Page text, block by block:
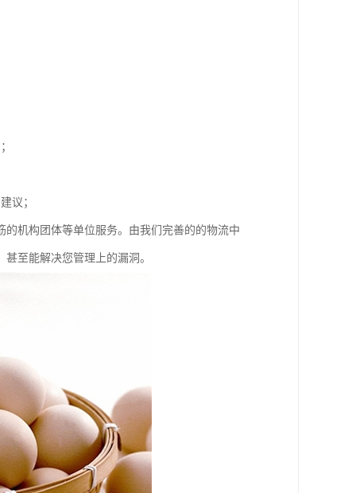
议；
机构团体等单位服务。由我们完善的的物流中
至能解决您管理上的漏洞。